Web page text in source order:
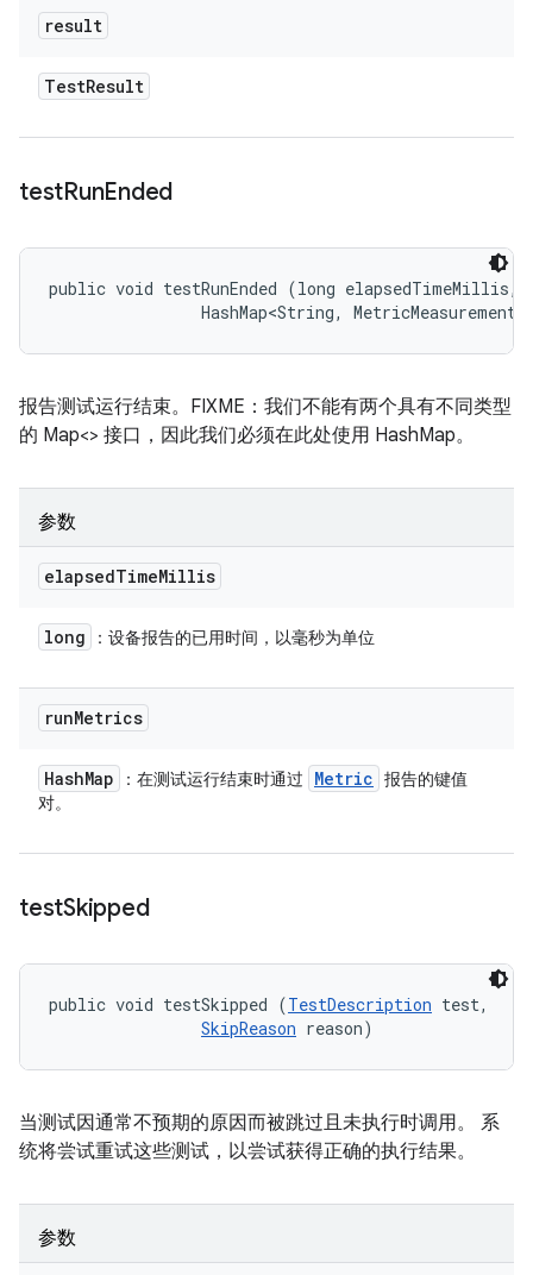
result
TestResult
testRunEnded
public void testRunEnded (long elapsedTimeMillis,
HashMap<String,
报告测试运行结束。FIXME：我们不能有两个具有不同类型
的 Map<> 接口，因此我们必须在此处使用 HashMap。
参数
elapsedTimeMillis
long ：设备报告的已用时间，以毫秒为单位
runMetrics
HashMap ：在测试运行结束时通过 Metric 报告的键值
对。
testSkipped
public void testSkipped (TestDescription test,
SkipReason reason)
当测试因通常不预期的原因而被跳过且未执行时调用。 系
统将尝试重试这些测试，以尝试获得正确的执行结果。
参数